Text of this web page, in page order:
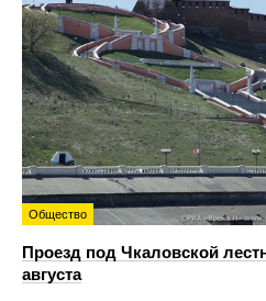
Общество
Проезд под Чкаловской
августа